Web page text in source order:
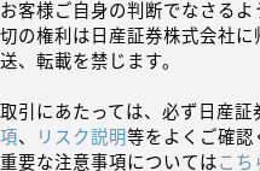
お客様ご自身の判断でなさる
切の権利は日産証券株式会社
送、転載を禁じます。
取引にあたっては、必ず日産証
項、 リスク説明等をよくご確認
重要な注意事項についてはこち